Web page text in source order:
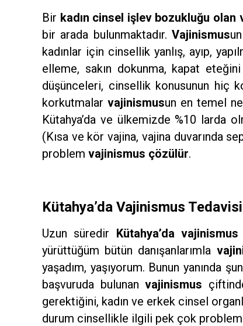
Bir kadın cinsel işlev bozukluğu olan
bir arada bulunmaktadır.Vajinismus
kadınlar için cinsellik yanlış, ayıp,
elleme, sakın dokunma, kapat
düşünceleri, cinsellik konusunun hiç
korkutmalarvajinismusun en temel
Kütahya’da ve ülkemizde %10 larda
(Kısa ve kör vajina, vajina duvarında
problem vajinismus çözülür.
Kütahya’da Vajinismus
Uzun süredir Kütahya’da
yürüttüğüm bütün danışanlarımla
yaşadım, yaşıyorum. Bunun yanında
başvuruda bulunanvajinismus
gerektiğini, kadın ve erkek cinsel
durum cinsellikle ilgili pek çok